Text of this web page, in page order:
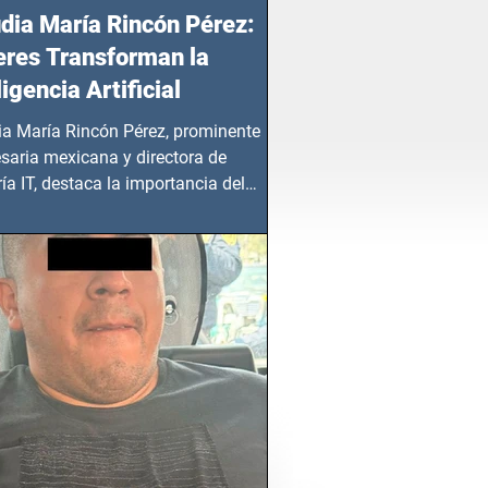
María Rincón Pérez:
Transforman la
Artificial
María Rincón Pérez, prominente
mexicana y directora de
IT, destaca la importancia del